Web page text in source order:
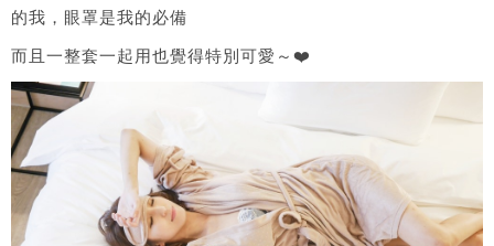
的我，眼罩是我的必備
而且一整套一起用也覺得特別可愛～❤️